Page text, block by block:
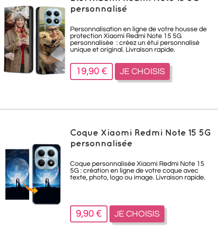
personnalisé
Personnalisation en ligne de votre housse de
protection Xiaomi Redmi Note 15 5G
personnalisée : créez un étui personnalisé
unique et original. Livraison rapide.
19,90 € JE CHOISIS
Coque Xiaomi Redmi Note 15 5G
personnalisée
Coque personnalisée Xiaomi Redmi Note 15
5G : création en ligne de votre coque avec
texte, photo, logo ou image. Livraison rapide.
9,90 € JE CHOISIS